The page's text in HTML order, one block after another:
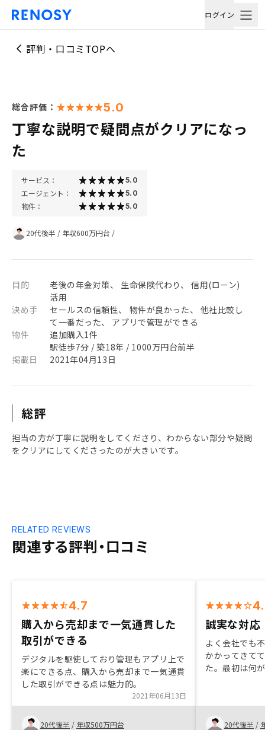
ログイン
評判・口コミTOPへ
総合評価： 5.0
丁寧な説明で疑問点がクリアになっ
た
サービス： 5.0
エージェント： 5.0
物件： 5.0
20代後半 / 年収600万円台 /
目的
老後の年金対策、 生命保険代わり、 信用(ローン)
活用
決め手
セールスの信頼性、 物件が良かった、 他社比較し
て一番だった、 アプリで管理ができる
物件
追加購入1件
駅徒歩7分 / 築18年 / 1000万円台前半
掲載日
2021年04月13日
総評
担当の方が丁寧に説明をしてくださり、わからない部分や疑問
をクリアにしてくださったのが大きいです。
関連する評判・口コミ
RELATED REVIEWS
4.7
購入から売却まで一気通貫した
取引ができる
デジタルを駆使しており管理もアプリ上で
楽にできる点、購入から売却まで一気通貫
した取引ができる点は魅力的。
2021年06月13日
20代後半 / 年収500万円台
誠実な対応
よく会社でも
かかってきて
た。最初は何
納得するまで
いたので購入
20代後半 /